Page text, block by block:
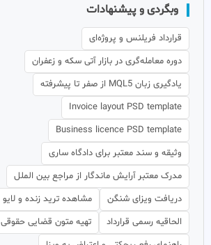
وبگردی و پیشنهادات
قرارداد فریلنس و پروژه‌ای
دوره معامله‌گری در بازار آتی سکه و زعفران
یادگیری زبان MQL5 از صفر تا پیشرفته
Invoice layout PSD template
Business licence PSD template
وثیقه و سند معتبر برای دادگاه ساری
مدرک معتبر آرایش ماندگار از مراجع بین الملل
دریافت ویزای شنگن
مشاهده ترید زنده و لایو
الحاقیه رسمی قرارداد
تهیه متون قضایی حقوقی